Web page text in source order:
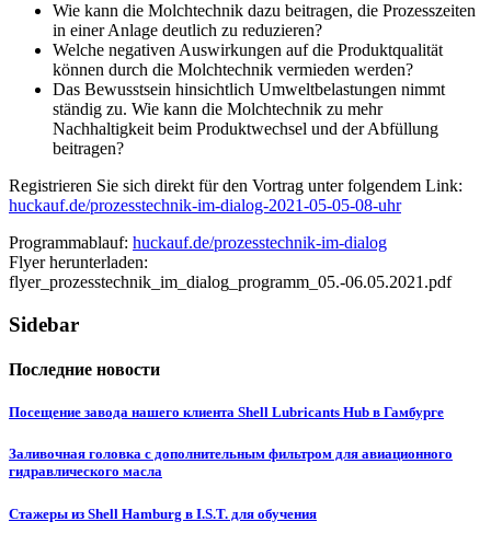
Wie kann die Molchtechnik dazu beitragen, die Prozesszeiten
in einer Anlage deutlich zu reduzieren?
Welche negativen Auswirkungen auf die Produktqualität
können durch die Molchtechnik vermieden werden?
Das Bewusstsein hinsichtlich Umweltbelastungen nimmt
ständig zu. Wie kann die Molchtechnik zu mehr
Nachhaltigkeit beim Produktwechsel und der Abfüllung
beitragen?
Registrieren Sie sich direkt für den Vortrag unter folgendem Link:
huckauf.de/prozesstechnik-im-dialog-2021-05-05-08-uhr
Programmablauf: huckauf.de/prozesstechnik-im-dialog
Flyer herunterladen:
flyer_prozesstechnik_im_dialog_programm_05.-06.05.2021.pdf
Sidebar
Последние новости
Посещение завода нашего клиента Shell Lubricants Hub в Гамбурге
Заливочная головка с дополнительным фильтром для авиационного
гидравлического масла
Стажеры из Shell Hamburg в I.S.T. для обучения